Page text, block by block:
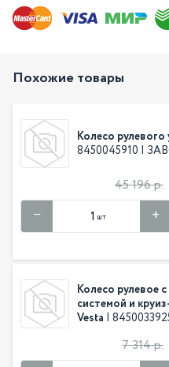
Похожие товары
Колесо рулевого
8450045910 |
45 196 р.
шт
Колесо рулевое
системой и
Vesta |
7 314 р.